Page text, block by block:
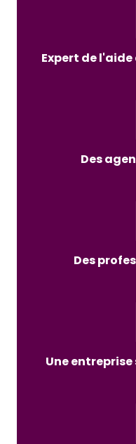
Expert de
Des
Des
Une